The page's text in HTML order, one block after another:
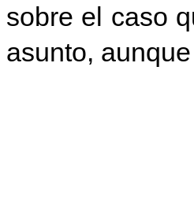
sobre el caso
asunto,